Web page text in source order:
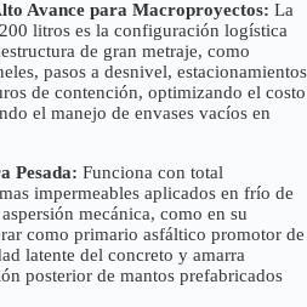
Avance para Macroproyectos: La
litros es la configuración logística
de gran metraje, como
pasos a desnivel, estacionamientos
de contención, optimizando el costo
el manejo de envases vacíos en
Pesada: Funciona con total
impermeables aplicados en frío de
mecánica, como en su
como primario asfáltico promotor de
latente del concreto y amarra
posterior de mantos prefabricados